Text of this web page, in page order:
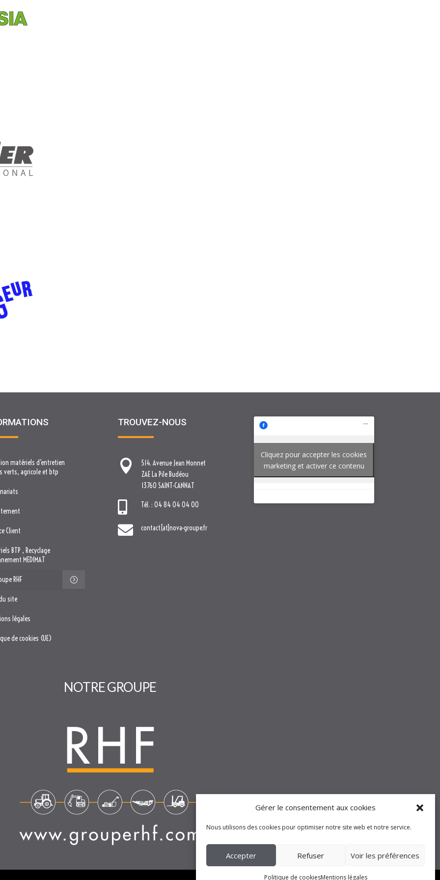
Gérer le consentement aux cookies
Nous utilisons des cookies pour optimiser notre site web et notre service.
Accepter Refuser Voir les préférences
Politique de cookiesMentions légales
matériels d’entretien
verts, agricole et btp
Client
BTP , Recyclage
MEDIMAT
RHF
site
légales
de cookies (UE)
TROUVEZ-NOUS

514. Avenue Jean Monnet
ZAE La Pile Budéou
13760 SAINT-CANNAT
 Tél. : 04 84 04 04 00
 contact[at]nova-groupe.fr
Cliquez pour accepter les cookies
marketing et activer ce contenu
NOTRE GROUPE